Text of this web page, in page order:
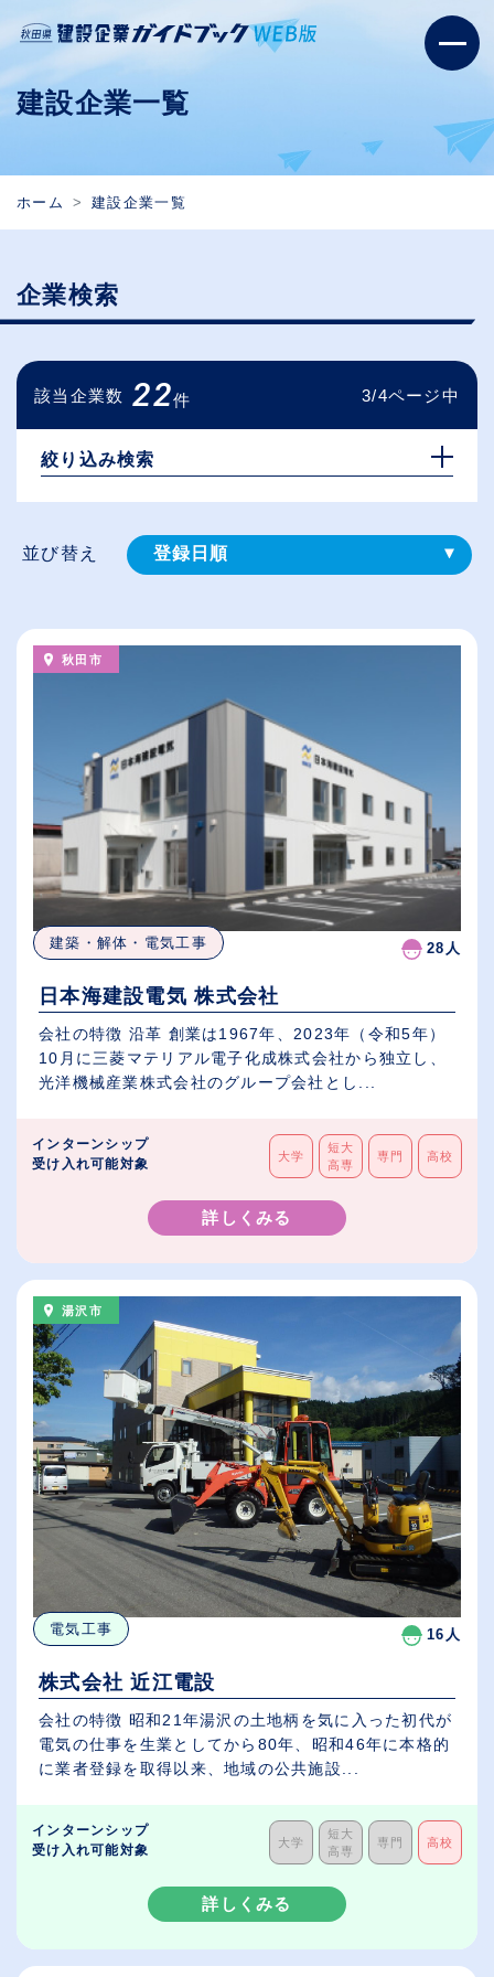
建設企業一覧
ホーム 建設企業一覧
企業検索
該当企業数 22件 3/4ページ中
絞り込み検索
並び替え 登録⽇順
（⾼卒の給与を基準）
休日数が多い順
秋田市
建築・解体・電気工事 28人
日本海建設電気 株式会社
会社の特徴 沿革 創業は1967年、2023年（令和5年）
10月に三菱マテリアル電子化成株式会社から独立し、
光洋機械産業株式会社のグループ会社とし...
インターンシップ
受け入れ可能対象
大学
短大
高専
専門 高校
詳しくみる
湯沢市
電気工事 16人
株式会社 近江電設
会社の特徴 昭和21年湯沢の土地柄を気に入った初代が
電気の仕事を生業としてから80年、昭和46年に本格的
に業者登録を取得以来、地域の公共施設...
インターンシップ
受け入れ可能対象
大学
短大
高専
専門 高校
詳しくみる